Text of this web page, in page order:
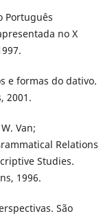
Português
no X
e formas do dativo.
2001.
Van;
Relations
Studies.
1996.
São